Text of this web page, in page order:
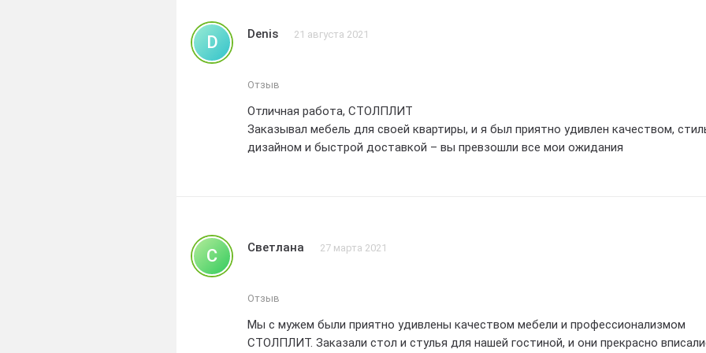
D Denis 21 августа 2021
Отзыв
Отличная работа, СТОЛПЛИТ
Заказывал мебель для своей квартиры, и я был приятно удивлен качеством,
дизайном и быстрой доставкой – вы превзошли все мои ожидания
С Светлана 27 марта 2021
Отзыв
Мы с мужем были приятно удивлены качеством мебели и профессионализмом
СТОЛПЛИТ. Заказали стол и стулья для нашей гостиной, и они прекрасно